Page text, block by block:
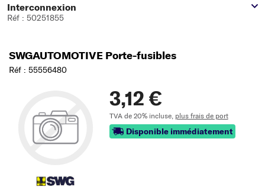
Interconnexion
Réf : 50251855
SWGAUTOMOTIVE Porte-fusibles
Réf : 55556480
3,12 €
TVA de 20% incluse, plus frais de port
Disponible immédiatement